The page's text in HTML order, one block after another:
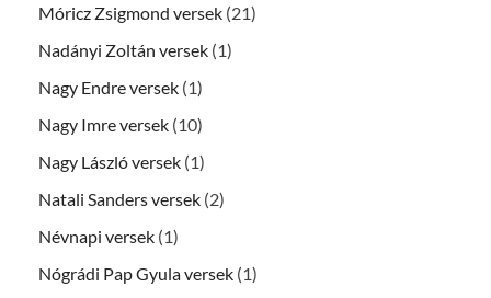
Móricz Zsigmond versek (21)
Nadányi Zoltán versek (1)
Nagy Endre versek (1)
Nagy Imre versek (10)
Nagy László versek (1)
Natali Sanders versek (2)
Névnapi versek (1)
Nógrádi Pap Gyula versek (1)